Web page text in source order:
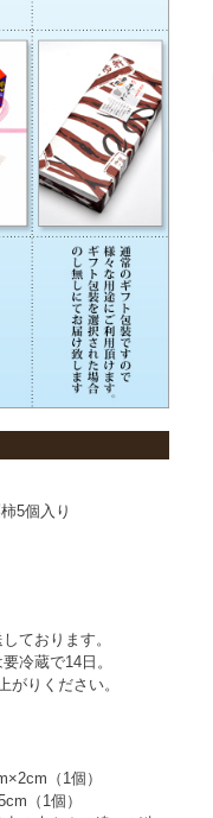
5個入り
ております。
冷蔵で14日。
がりください。
（1個）
（1個）